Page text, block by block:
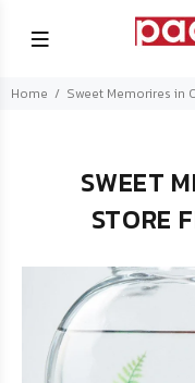
Home Sweet Memorires in
SWEET
STORE